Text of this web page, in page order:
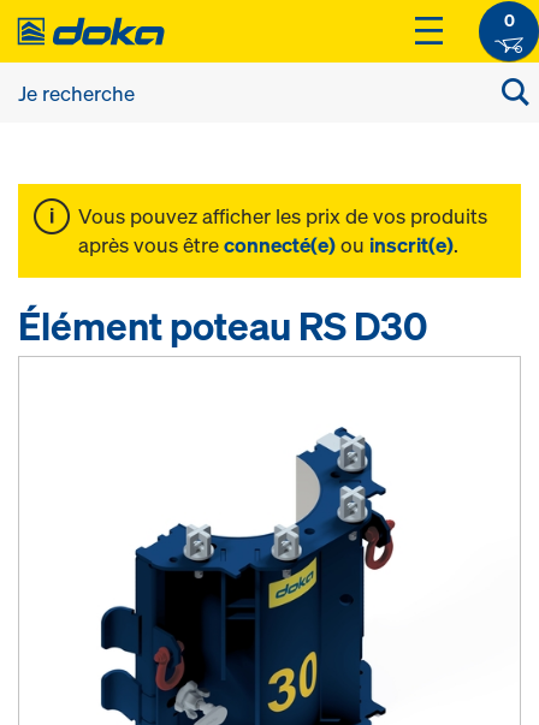
0
Vous pouvez afficher les prix de vos produits
après vous êtreconnecté(e)ou inscrit(e).
Élément poteau RS D30